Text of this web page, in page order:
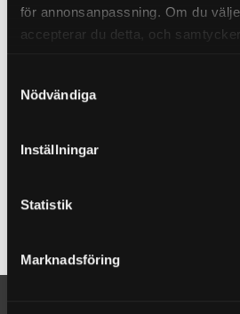
för annonsanpassning. Om du
accepterar du detta, och
marknadsföringspartners. Detta
data bearbetas i USA. Om du
att få personanpassat innehåll. Välj
få mer information och för att
Du kan när som helst ändra dina
information i vår
Nödvändiga
Inställningar
Statistik
Marknadsföring